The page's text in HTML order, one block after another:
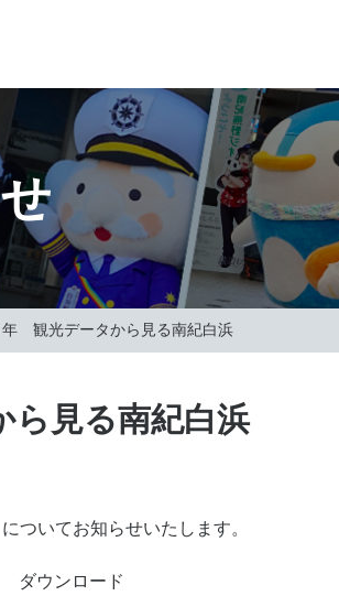
年 観光データから見る南紀白浜
見る南紀白浜
ついてお知らせいたします。
ダウンロード